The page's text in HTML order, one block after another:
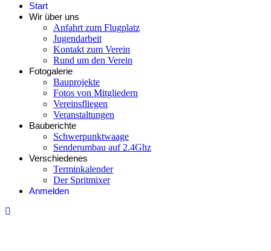
Start
Wir über uns
Anfahrt zum Flugplatz
Jugendarbeit
Kontakt zum Verein
Rund um den Verein
Fotogalerie
Bauprojekte
Fotos von Mitgliedern
Vereinsfliegen
Veranstaltungen
Bauberichte
Schwerpunktwaage
Senderumbau auf 2.4Ghz
Verschiedenes
Terminkalender
Der Spritmixer
Anmelden